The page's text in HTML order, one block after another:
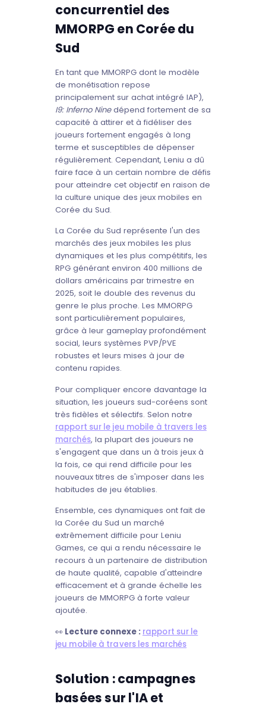
concurrentiel des
MMORPG en Corée du
Sud
En tant que MMORPG dont le modèle
de monétisation repose
principalement sur achat intégré IAP),
I9: Inferno Ninedépend fortement de sa
capacité à attirer et à fidéliser des
joueurs fortement engagés à long
terme et susceptibles de dépenser
régulièrement. Cependant, Leniu a dû
faire face à un certain nombre de défis
pour atteindre cet objectif en raison de
la culture unique des jeux mobiles en
Corée du Sud.
La Corée du Sud représente l'un des
marchés des jeux mobiles les plus
dynamiques et les plus compétitifs, les
RPG générant environ 400 millions de
dollars américains par trimestre en
2025, soit le double des revenus du
genre le plus proche. Les MMORPG
sont particulièrement populaires,
grâce à leur gameplay profondément
social, leurs systèmes PVP/PVE
robustes et leurs mises à jour de
contenu rapides.
Pour compliquer encore davantage la
situation, les joueurs sud-coréens sont
très fidèles et sélectifs. Selon notre
rapport sur le jeu mobile à travers les
marchés, la plupart des joueurs ne
s'engagent que dans un à trois jeux à
la fois, ce qui rend difficile pour les
nouveaux titres de s'imposer dans les
habitudes de jeu établies.
Ensemble, ces dynamiques ont fait de
la Corée du Sud un marché
extrêmement difficile pour Leniu
Games, ce qui a rendu nécessaire le
recours à un partenaire de distribution
de haute qualité, capable d'atteindre
efficacement et à grande échelle les
joueurs de MMORPG à forte valeur
ajoutée.
👀 Lecture connexe : rapport sur le
jeu mobile à travers les marchés
Solution : campagnes
basées sur l'IA et